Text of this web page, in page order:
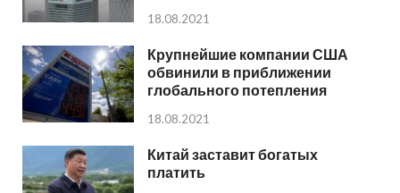
18.08.2021
Крупнейшие компании США
обвинили в приближении
глобального потепления
18.08.2021
Китай заставит богатых
платить